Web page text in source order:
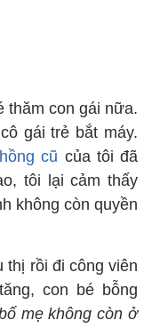
thăm con gái nữa.
gái trẻ bắt máy.
cũ của tôi đã
tôi lại cảm thấy
không còn quyền
thị rồi đi công viên
con bé bỗng
mẹ không còn ở